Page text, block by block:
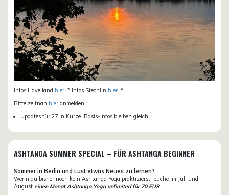
Infos Havelland hier . * Infos Stechlin hier . *
Bitte zeitnah hier anmelden.
Updates für 27 in Kürze. Basis-Infos bleiben gleich.
ASHTANGA SUMMER SPECIAL – FÜR ASHTANGA BEGINNER
Sommer in Berlin und Lust etwas Neues zu lernen?
Wenn du bisher noch kein Ashtanga Yoga praktizierst, buche im Juli und
August einen Monat Ashtanga Yoga unlimited für 70 EUR.